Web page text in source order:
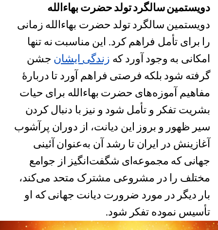
دویستمین سالگرد تولد حضرت بهاءالله
دویستمین سالگرد تولد حضرت بهاءالله زمانی
را برای تأمل فراهم کرد. این مناسبت نه تنها
امکانی به وجود آورد که زندگی ایشان جشن
گرفته شود بلکه فرصتی فراهم آورد تا دربارۀ
مفاهیم آموزه‌های حضرت بهاءالله برای حیات
بشریت تفکر و تأمل شود و نیز با دنبال کردن
سیر ظهور و بروز این دیانت، از دوران پرآشوب
آغازینش در ایران تا رشد آن به‌عنوان آئینی
جهانی که مجموعه‌ای شگفت‌انگیز از جوامع
مختلف را در مشروعی مشترک متحد می‌کند،
بار دیگر در مورد ضرورت دیانت جهانی که او
تأسیس نموده تفکر شود.